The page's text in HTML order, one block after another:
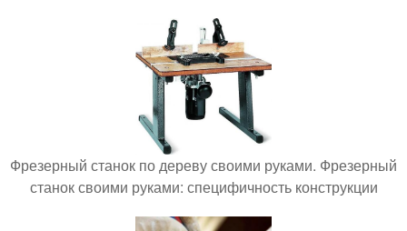
Фрезерный станок по дереву своими руками. Фрезерный
станок своими руками: специфичность конструкции